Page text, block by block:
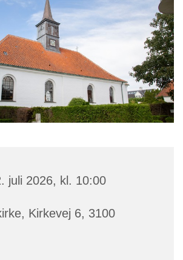
juli 2026, kl. 10:00
Kirkevej 6, 3100